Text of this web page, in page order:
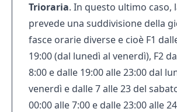
Trioraria. In questo ultimo caso,
prevede una suddivisione della
fasce orarie diverse e cioè F1
19:00 (dal lunedì al venerdì), F2
8:00 e dalle 19:00 alle 23:00 dal
venerdì e dalle 7 alle 23 del
00:00 alle 7:00 e dalle 23:00 alle